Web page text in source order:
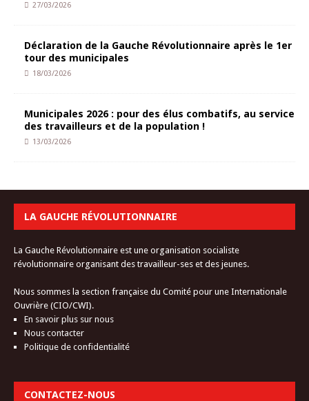
27/03/2026
Déclaration de la Gauche Révolutionnaire après le 1er
tour des municipales
18/03/2026
Municipales 2026 : pour des élus combatifs, au service
des travailleurs et de la population !
13/03/2026
LA GAUCHE RÉVOLUTIONNAIRE
La Gauche Révolutionnaire est une organisation socialiste
révolutionnaire organisant des travailleur-ses et des jeunes.
Nous sommes la section française du Comité pour une Internationale
Ouvrière (CIO/CWI).
En savoir plus sur nous
Nous contacter
Politique de confidentialité
CONTACTEZ-NOUS